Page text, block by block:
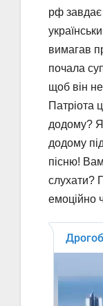
рф
вимагав
почала
щоб він
Патріота
додому?
додому
пісню!
слухати?
емоційно